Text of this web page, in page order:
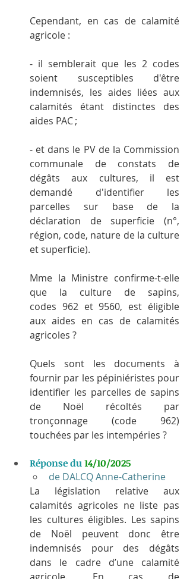
Cependant, en cas de calamité
agricole :
- il semblerait que les 2 codes
soient susceptibles d'être
indemnisés, les aides liées aux
calamités étant distinctes des
aides PAC ;
- et dans le PV de la Commission
communale de constats de
dégâts aux cultures, il est
demandé d'identifier les
parcelles sur base de la
déclaration de superficie (n°,
région, code, nature de la culture
et superficie).
Mme la Ministre confirme-t-elle
que la culture de sapins,
codes 962 et 9560, est éligible
aux aides en cas de calamités
agricoles ?
Quels sont les documents à
fournir par les pépiniéristes pour
identifier les parcelles de sapins
de Noël récoltés par
tronçonnage (code 962)
touchées par les intempéries ?
Réponse du 14/10/2025
de DALCQ Anne-Catherine
La législation relative aux
calamités agricoles ne liste pas
les cultures éligibles. Les sapins
de Noël peuvent donc être
indemnisés pour des dégâts
dans le cadre d’une calamité